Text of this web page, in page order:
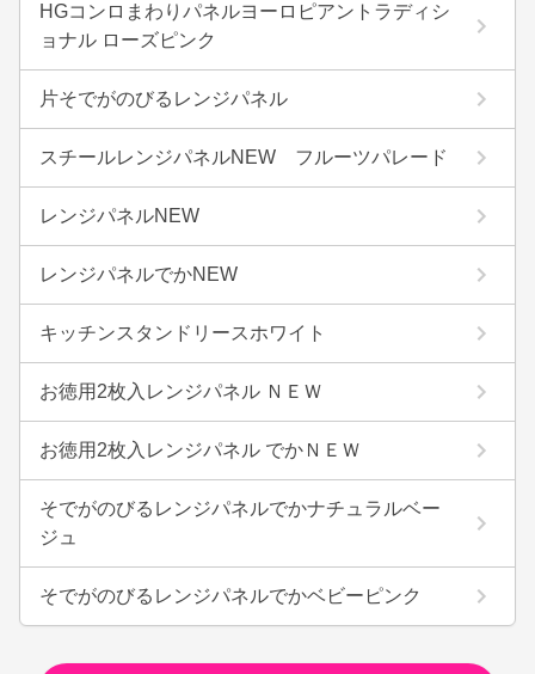
HGコンロまわりパネルヨーロピアントラディシ
ョナル ローズピンク
片そでがのびるレンジパネル
スチールレンジパネルNEW フルーツパレード
レンジパネルNEW
レンジパネルでかNEW
キッチンスタンドリースホワイト
お徳用2枚入レンジパネル ＮＥＷ
お徳用2枚入レンジパネル でかＮＥＷ
そでがのびるレンジパネルでかナチュラルベー
ジュ
そでがのびるレンジパネルでかベビーピンク